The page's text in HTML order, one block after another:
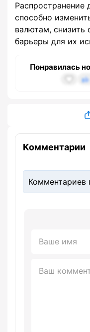
способно
валютам, снизить
барьеры для их
Понравилась
Комментарии
Комментариев